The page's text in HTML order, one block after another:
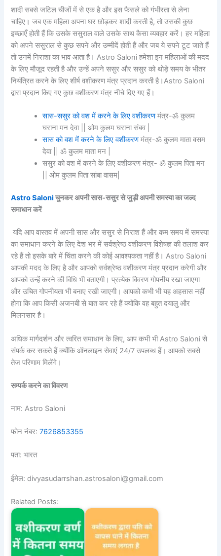
शादी सबसे जटिल चीजों में से एक है और इस फैसले को गंभीरता से लेना
चाहिए। जब एक महिला अपना घर छोड़कर शादी करती है, तो उसकी कुछ
इच्छाएँ होती हैं कि उसके ससुराल वाले उसके साथ कैसा व्यवहार करें। हर महिला
को अपने ससुराल से कुछ सपने और उम्मीदें होती हैं और जब ये सपने टूट जाते हैं
तो उनमें निराशा का भाव आता है। Astro Saloni हमेशा इन महिलाओं की मदद
के लिए मौजूद रहती है और उन्हें अपने ससुर और ससुर को थोड़े समय के भीतर
नियंत्रित करने के लिए शीर्ष वशीकरण मंत्र प्रदान करती है।Astro Saloni
द्वारा प्रदान किए गए कुछ वशीकरण मंत्र नीचे दिए गए हैं।
सास-ससुर को वश में करने के लिए वशीकरणमंत्र-ॐ कुलम
घराना मन देवा || ओम कुलम घराना संबव |
सास को वश में करने के लिए वशीकरणमंत्र-ॐ कुलम माता वसम
देवा || ॐ कुलम माता मन |
ससुर को वश में करने के लिए वशीकरण मंत्र- ॐ कुलम पिता मन
|| ओम कुलम पिता सांबा वासम|
Astro Saloni चुनकर अपनी सास-ससुर से जुड़ी अपनी समस्या का जल्द
समाधान करें
यदि आप वास्तव में अपनी सास और ससुर से निराश हैं और कम समय में समस्या
का समाधान करने के लिए देश भर में सर्वश्रेष्ठ वशीकरण विशेषज्ञ की तलाश कर
रहे हैं तो इसके बारे में चिंता करने की कोई आवश्यकता नहीं है। Astro Saloni
आपकी मदद के लिए है और आपको सर्वश्रेष्ठ वशीकरण मंत्र प्रदान करेगी और
आपको उन्हें करने की विधि भी बताएगी। प्रत्येक विवरण गोपनीय रखा जाएगा
और उचित गोपनीयता भी बनाए रखी जाएगी। आपको कभी भी यह अहसास नहीं
होगा कि आप किसी अजनबी से बात कर रहे हैं क्योंकि वह बहुत दयालु और
मिलनसार है।
अधिक मार्गदर्शन और त्वरित समाधान के लिए, आप कभी भी Astro Saloni से
संपर्क कर सकते हैं क्योंकि ऑनलाइन सेवाएं 24/7 उपलब्ध हैं। आपको सबसे
तेज परिणाम मिलेंगे।
सम्पर्क करने का विवरण
नाम: Astro Saloni
फोन नंबर: 7626853355
पता: भारत
ईमेल: divyasudarrshan.astrosaloni@gmail.com
Related Posts: